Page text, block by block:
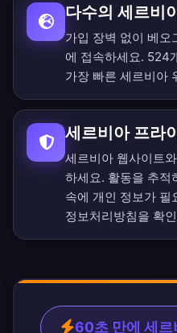
다수의 세르비
가입 장벽 없이 베오
에 접속하세요. 524
가장 빠른 세르비아
세르비아 프라
세르비아 웹사이트
하세요. 활동을 추적
속에 개인 정보가 필
정보처리방침을 확
60초 만에 세르